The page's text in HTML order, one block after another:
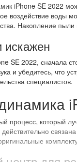
iPhone SE 2022
воздействие воды
Накопление пыли
искажен
SE 2022, сначала
и убедитесь, что
специалистов.
процесс, который